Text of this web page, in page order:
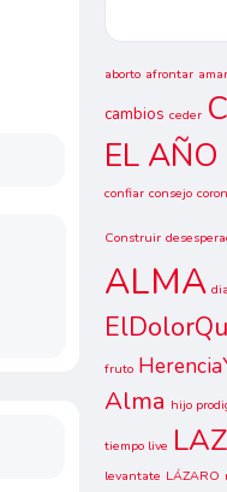
aborto afrontar
cambios ceder
EL
confiar consejo
Construir
ALMA dia
fruto
Alma hijo
tiempo live
levantate LÁZARO